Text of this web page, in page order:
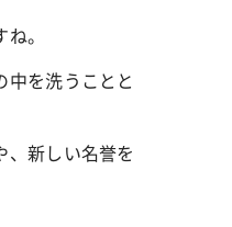
。
中を洗うことと
、新しい名誉を